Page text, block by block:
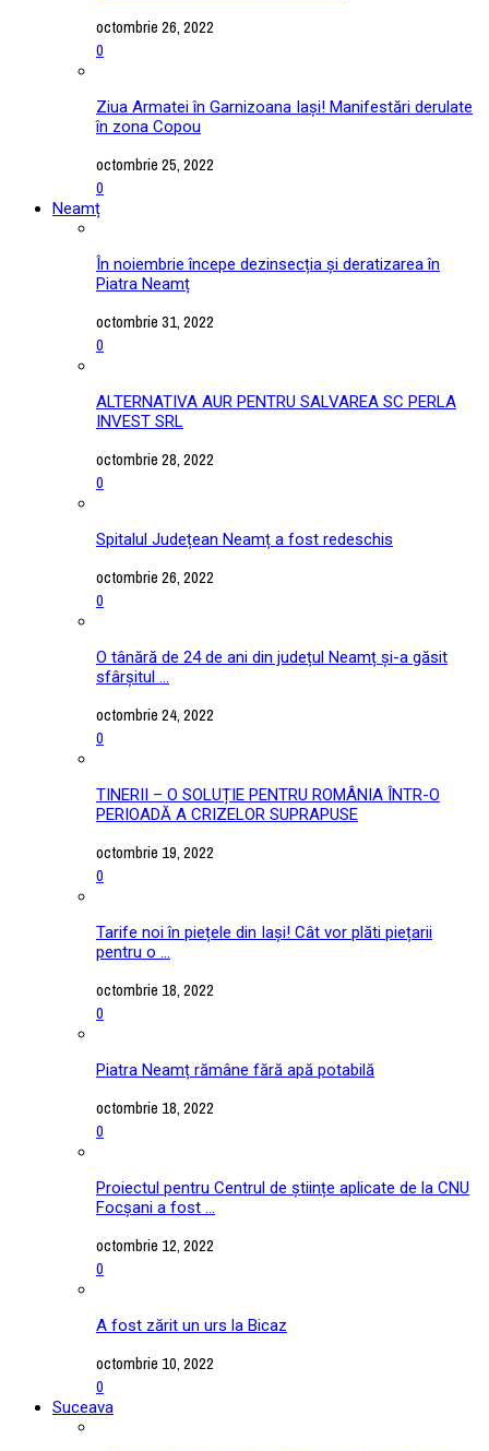
octombrie 26, 2022
0
Ziua Armatei în Garnizoana Iași! Manifestări derulate
în zona Copou
octombrie 25, 2022
0
Neamț
În noiembrie începe dezinsecția și deratizarea în
Piatra Neamț
octombrie 31, 2022
0
ALTERNATIVA AUR PENTRU SALVAREA SC PERLA
INVEST SRL
octombrie 28, 2022
0
Spitalul Județean Neamț a fost redeschis
octombrie 26, 2022
0
O tânără de 24 de ani din județul Neamț și-a găsit
sfârșitul ...
octombrie 24, 2022
0
TINERII – O SOLUȚIE PENTRU ROMÂNIA ÎNTR-O
PERIOADĂ A CRIZELOR SUPRAPUSE
octombrie 19, 2022
0
Tarife noi în piețele din Iași! Cât vor plăti piețarii
pentru o ...
octombrie 18, 2022
0
Piatra Neamț rămâne fără apă potabilă
octombrie 18, 2022
0
Proiectul pentru Centrul de științe aplicate de la CNU
Focșani a fost ...
octombrie 12, 2022
0
A fost zărit un urs la Bicaz
octombrie 10, 2022
0
Suceava